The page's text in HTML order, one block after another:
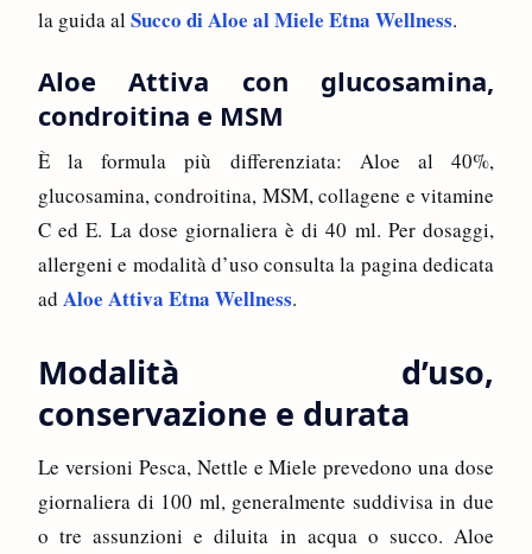
la guida al Succo di Aloe al Miele Etna Wellness.
Aloe Attiva con glucosamina,
condroitina e MSM
È la formula più differenziata: Aloe al 40%,
glucosamina, condroitina, MSM, collagene e vitamine
C ed E. La dose giornaliera è di 40 ml. Per dosaggi,
allergeni e modalità d’uso consulta la pagina dedicata
ad Aloe Attiva Etna Wellness.
Modalità d’uso,
conservazione e durata
Le versioni Pesca, Nettle e Miele prevedono una dose
giornaliera di 100 ml, generalmente suddivisa in due
o tre assunzioni e diluita in acqua o succo. Aloe